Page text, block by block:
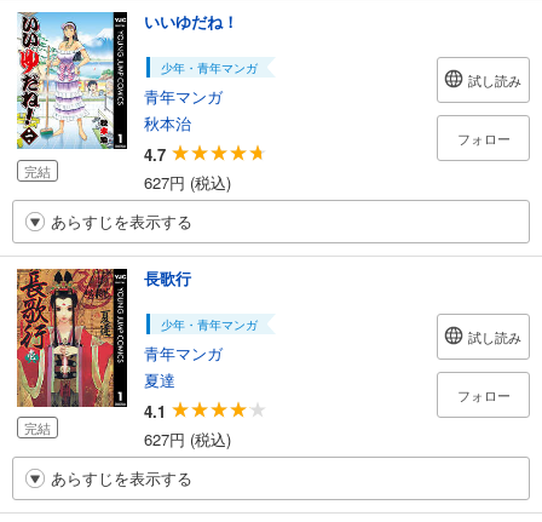
完結
いいゆだね！
少年・青年マンガ
青年マンガ
秋本治
4.7
627円 (税込)
試し読み
フォロー
あらすじを表示する
完結
長歌行
少年・青年マンガ
青年マンガ
夏達
4.1
627円 (税込)
試し読み
フォロー
あらすじを表示する